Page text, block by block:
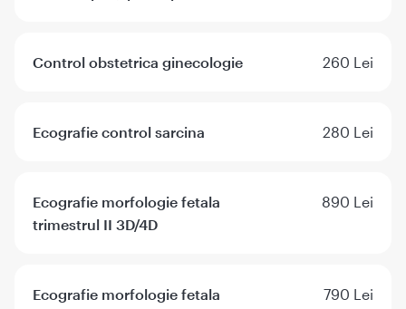
Control obstetrica ginecologie 260 Lei
Ecografie control sarcina 280 Lei
Ecografie morfologie fetala
trimestrul II 3D/4D
890 Lei
Ecografie morfologie fetala
790 Lei